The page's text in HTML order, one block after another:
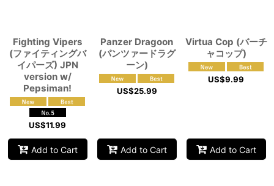
Fighting Vipers
(ファイティングバ
イパーズ) JPN
version w/
Pepsiman!
US$11.99
Add to Cart
Panzer Dragoon
(パンツァードラグ
ーン)
US$25.99
Add to Cart
Virtua Cop (バーチ
ャコップ)
US$9.99
Add to Cart